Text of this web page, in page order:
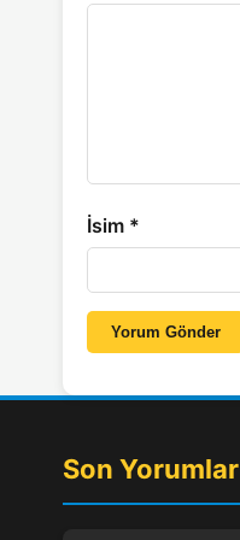
İsim *
Yorum Gönder
Son Yorumlar